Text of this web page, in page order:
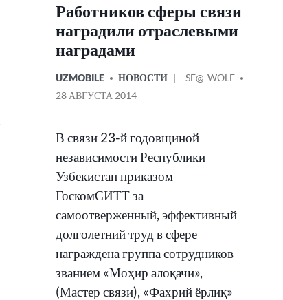
Работников сферы связи
наградили отраслевыми
наградами
ОПУБЛИКОВАНО
В
UZMOBILE НОВОСТИ
СООБЩЕНИЕ
SE@-WOLF
28 АВГУСТА 2014
В связи 23-й годовщиной
независимости Республики
Узбекистан приказом
ГоскомСИТТ за
самоотверженный, эффективный
долголетний труд в сфере
награждена группа сотрудников
званием «Моҳир алоқачи»,
(Мастер связи), «Фахрий ёрлиқ»